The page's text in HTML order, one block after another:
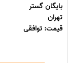
بایگان گستر
تهران
قیمت: توافقی